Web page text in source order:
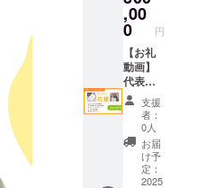
め、途
中で終
了され
ると学
びの成
果や魅
力を十
分に体
感でき
ない可
能性が
ありま
体験し
ていた
だき、
受講後
の感想
や
フィー
ドバッ
クを集
めるこ
とを目
的とし
で 受講
方法：
オンラ
イン
（Zoom
または
Google
Meet）
【モニ
ターに
関する
ご案
め、お
名前・
住所・
電話番
号をご
記入く
ださ
い。
【カウ
ンセリ
ング】
実施概
要：1時
受講方
法：オ
ンライ
ン
（zoom
または
Google
Meet）
※カウン
セリン
グ時に
必要な
ため、
後公開
予定の
ホーム
ページ
などで
掲載！
※※※支援
時、必
ず備考
欄に掲
載を希
望され
るお名
に添
付、も
しくは
URLを
記載い
たしま
す。
【Web
にお名
前掲
載】→
法人・
個人ど
,00
0 円
【お礼
動画】
代表の
田中が
心を込
めてお
礼の動
画をお
送りさ
せてい
支援
者：
0人
お届
け予
定：
2025